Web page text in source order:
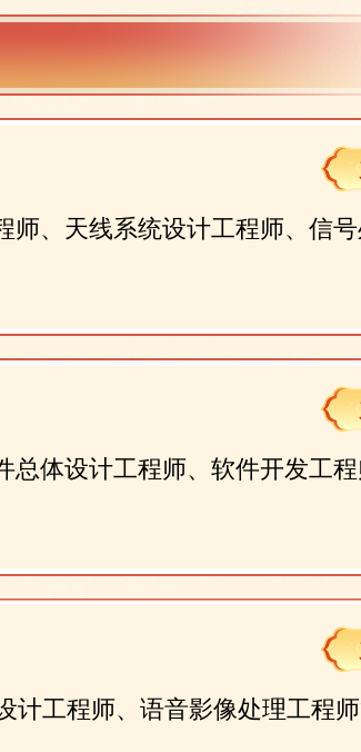
、天线系统设计工程师、信
体设计工程师、软件开发工
工程师、语音影像处理工程师